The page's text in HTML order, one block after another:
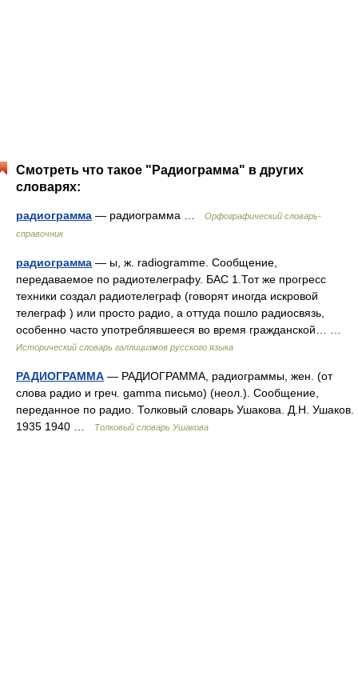
Смотреть что такое "Радиограмма" в других
словарях:
радиограмма — радиограмма …
Орфографический словарь-
справочник
радиограмма — ы, ж. radiogramme. Сообщение,
передаваемое по радиотелеграфу. БАС 1.Тот же прогресс
техники создал радиотелеграф (говорят иногда искровой
телеграф ) или просто радио, а оттуда пошло радиосвязь,
особенно часто употреблявшееся во время гражданской… …
Исторический словарь галлицизмов русского языка
РАДИОГРАММА — РАДИОГРАММА, радиограммы, жен. (от
слова радио и греч. gamma письмо) (неол.). Сообщение,
переданное по радио. Толковый словарь Ушакова. Д.Н. Ушаков.
1935 1940 …
Толковый словарь Ушакова